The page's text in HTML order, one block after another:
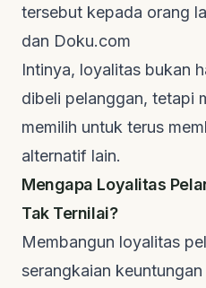
tersebut kepada orang
dan Doku.com
Intinya, loyalitas bukan
dibeli pelanggan, tetapi
memilih untuk terus
alternatif lain.
Mengapa Loyalitas
Tak Ternilai?
Membangun loyalitas
serangkaian